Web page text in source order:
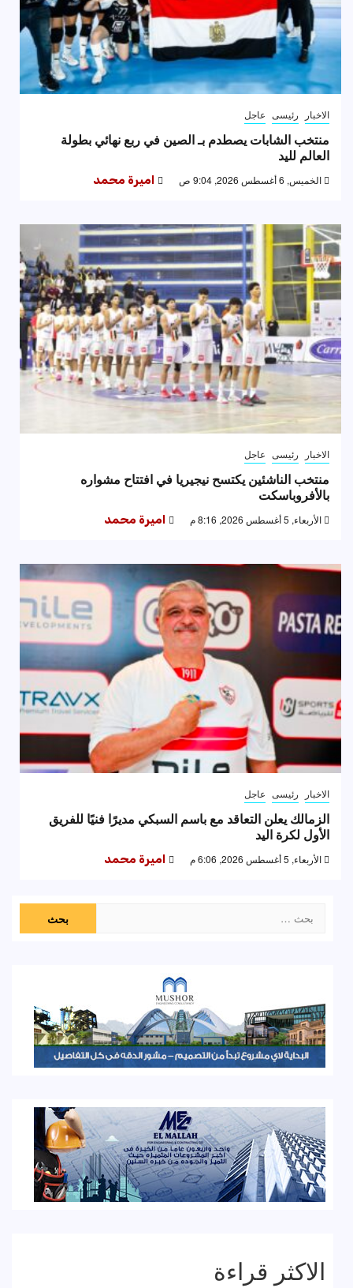
الاخبار رئيسى عاجل
منتخب الشابات يصطدم بـ الصين في ربع نهائي بطولة
العالم لليد
الخميس, 6 أغسطس 2026, 9:04 ص اميرة محمد
الاخبار رئيسى عاجل
منتخب الناشئين يكتسح نيجيريا في افتتاح مشواره
بالأفروباسكت
الأربعاء, 5 أغسطس 2026, 8:16 م اميرة محمد
الاخبار رئيسى عاجل
الزمالك يعلن التعاقد مع باسم السبكي مديرًا فنيًا للفريق
الأول لكرة اليد
الأربعاء, 5 أغسطس 2026, 6:06 م اميرة محمد
عن:
الاكثر قراءة